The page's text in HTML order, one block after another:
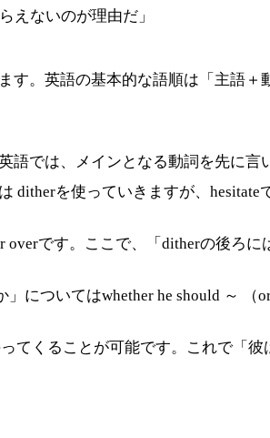
えないのが理由だ」
。英語の基本的な語順は「主語
では、メインとなる動詞を先に
を使っていきますが、hesitate
です。ここで、「ditherの後ろに
についてはwhether he should ～ （
くることが可能です。これで「